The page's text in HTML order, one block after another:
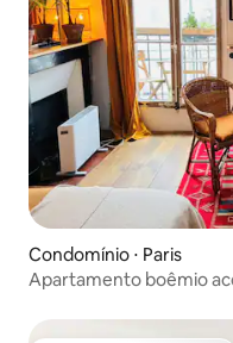
Condomínio ⋅ Paris
Apartamento boêmio